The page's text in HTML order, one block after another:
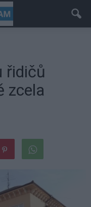
řidičů
zcela